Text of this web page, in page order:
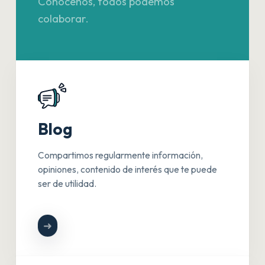
colaborar.
Blog
Compartimos regularmente información,
opiniones, contenido de interés que te puede
ser de utilidad.
➜